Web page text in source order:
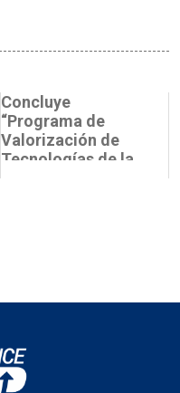
Concluye
“Programa de
Valorización de
Tecnologías de la